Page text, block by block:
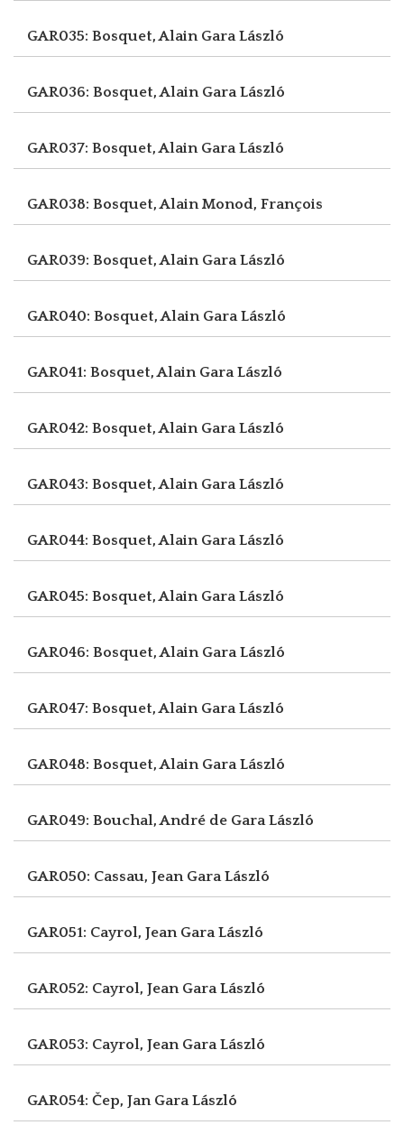
GAR035: Bosquet, Alain Gara László
GAR036: Bosquet, Alain Gara László
GAR037: Bosquet, Alain Gara László
GAR038: Bosquet, AlainMonod, François
GAR039: Bosquet, Alain Gara László
GAR040: Bosquet, Alain Gara László
GAR041: Bosquet, Alain Gara László
GAR042: Bosquet, Alain Gara László
GAR043: Bosquet, Alain Gara László
GAR044: Bosquet, Alain Gara László
GAR045: Bosquet, Alain Gara László
GAR046: Bosquet, Alain Gara László
GAR047: Bosquet, Alain Gara László
GAR048: Bosquet, Alain Gara László
GAR049: Bouchal, André de Gara László
GAR050: Cassau, Jean Gara László
GAR051: Cayrol, Jean Gara László
GAR052: Cayrol, Jean Gara László
GAR053: Cayrol, Jean Gara László
GAR054: Čep, Jan Gara László